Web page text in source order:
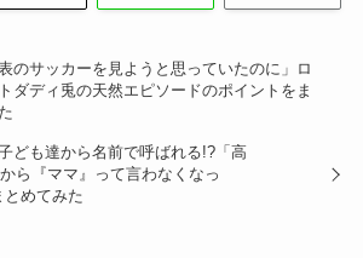
表のサッカーを見ようと思っていたのに」ロ
ダディ兎の天然エピソードのポイントをま
ども達から名前で呼ばれる!?「高
ら『ママ』って言わなくなっ
めてみた